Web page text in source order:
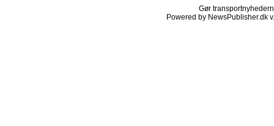
Gør
Powered by NewsPublisher.dk